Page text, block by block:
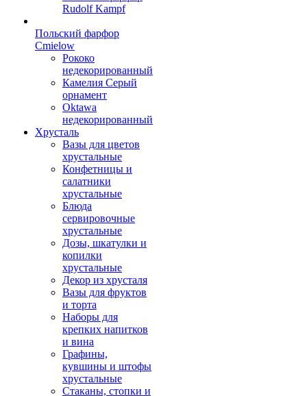
Rudolf Kampf
Польский фарфор
Сmielow
Рококо
недекорированный
Камелия Серый
орнамент
Oktawa
недекорированный
Хрусталь
Вазы для цветов
хрустальные
Конфетницы и
салатники
хрустальные
Блюда
сервировочные
хрустальные
Дозы, шкатулки и
копилки
хрустальные
Декор из хрусталя
Вазы для фруктов
и торта
Наборы для
крепких напитков
и вина
Графины,
кувшины и штофы
хрустальные
Стаканы, стопки и